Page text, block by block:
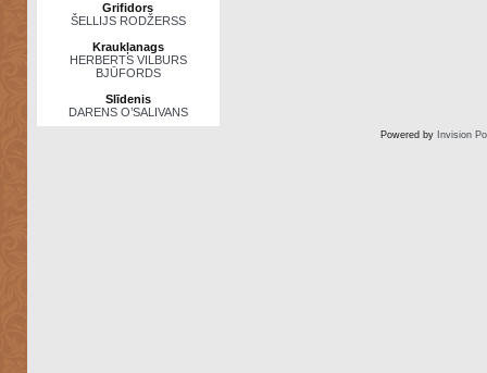
Grifidors
ŠELLIJS RODŽERSS
Kraukļanags
HERBERTS VILBURS
BJŪFORDS
Slīdenis
DARENS O’SALIVANS
Powered by Invision